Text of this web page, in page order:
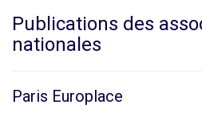
Publications des
nationales
Paris Europlace